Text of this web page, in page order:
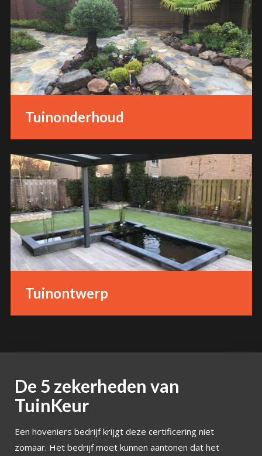
Tuinonderhoud
Tuinontwerp
De 5 zekerheden van
TuinKeur
Een hoveniers bedrijf krijgt deze certificering niet
zomaar. Het bedrijf moet kunnen aantonen dat het